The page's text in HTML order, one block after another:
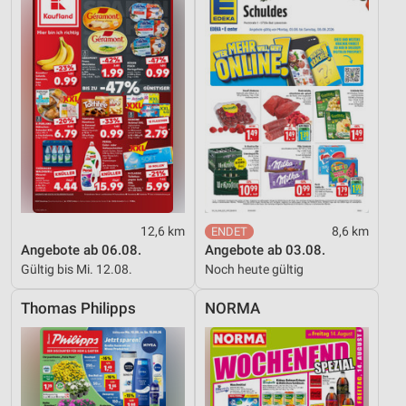
12,6 km
Angebote ab 06.08.
Gültig bis Mi. 12.08.
8,6 km
Angebote ab 03.08.
Noch heute gültig
Thomas Philipps NORMA
Verwendung reduzierter Daten zur Auswahl von
Inhalten
IAB-Besonderheiten:
Verwendung genauer Standortdaten
Geräte anhand von aktiv angeforderten
Informationen identifizieren
Nicht-IAB-Verarbeitungszwecke:
Notwendig
Performance
Funktional
Werbung